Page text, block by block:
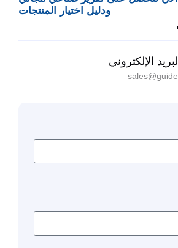
ودليل اختيار المنتجات
الإلكتروني